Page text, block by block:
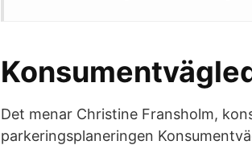
Det menar Christine Fransholm,
parkeringsplaneringen